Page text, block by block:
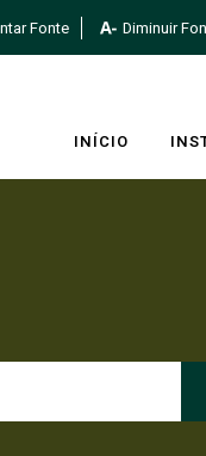
Fonte Diminuir
INÍCIO